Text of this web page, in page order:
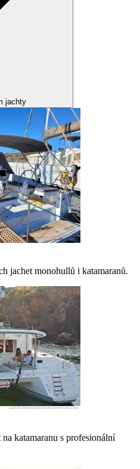
jachty
jachet monohullů i katamaranů.
katamaranu s profesionální